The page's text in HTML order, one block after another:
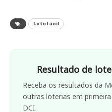
Lotofácil
Resultado de
Receba os resultados da
outras loterias em
DCI.